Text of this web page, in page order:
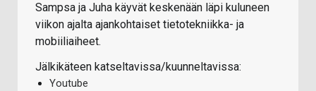
Sampsa ja Juha käyvät keskenään läpi kuluneen
viikon ajalta ajankohtaiset tietotekniikka- ja
mobiiliaiheet.
Jälkikäteen katseltavissa/kuunneltavissa:
Youtube